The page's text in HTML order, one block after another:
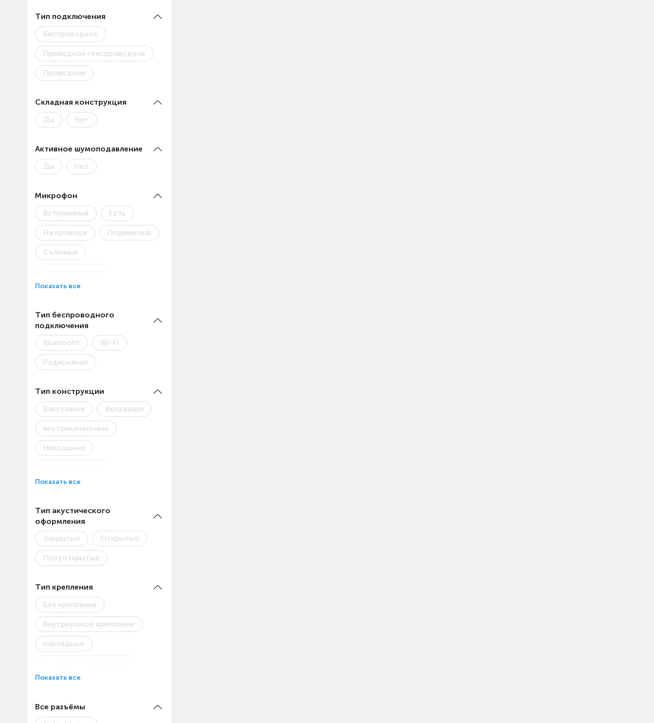
Тип подключения
Беспроводное
Проводное+беспроводное
Проводное
Складная конструкция
Да
Нет
Активное шумоподавление
Да
Нет
Микрофон
Встроенный
Есть
На проводе Подвижный
Съёмный
Показать все
Тип беспроводного
подключения
Bluetooth
Wi-Fi
Радиоканал
Тип конструкции
Вакуумные
Вкладыши
внутриканальные
Накладные
Полноразмерные
(TWS)
Показать все
Тип акустического
оформления
Закрытые
Открытые
Полуоткрытые
Тип крепления
Без крепления
Внутриушное крепление
накладные
С креплением на ушах
С оголовьем
Показать все
Все разъёмы